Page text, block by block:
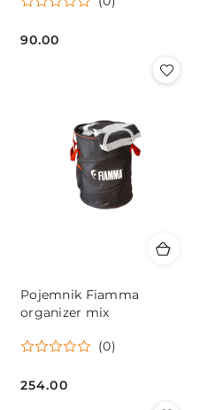
Cena:
90.00
Pojemnik Fiamma
organizer mix
(0)
Cena:
254.00